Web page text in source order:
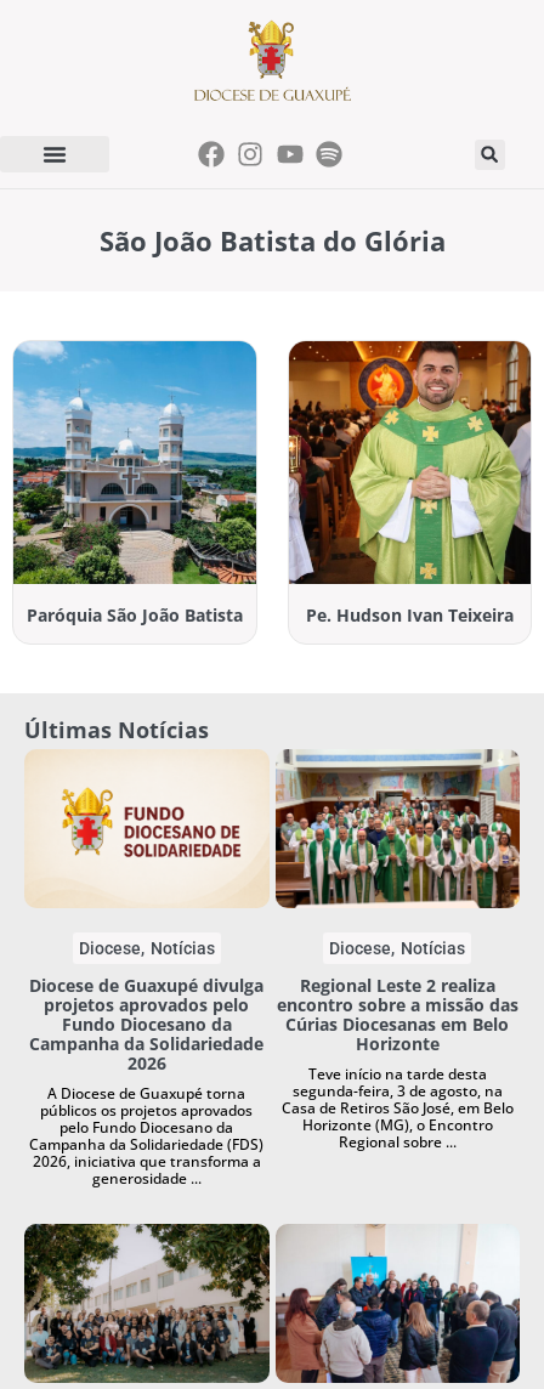
São João Batista do Glória
Paróquia São João Batista Pe. Hudson Ivan Teixeira
Últimas Notícias
Diocese Notícias
Diocese de Guaxupé divulga
projetos aprovados pelo
Fundo Diocesano da
Campanha da Solidariedade
2026
A Diocese de Guaxupé torna
públicos os projetos aprovados
pelo Fundo Diocesano da
Campanha da Solidariedade (FDS)
2026, iniciativa que transforma a
generosidade ...
Diocese Notícias
Regional Leste 2 realiza
encontro sobre a missão das
Cúrias Diocesanas em Belo
Horizonte
Teve início na tarde desta
segunda-feira, 3 de agosto, na
Casa de Retiros São José, em Belo
Horizonte (MG), o Encontro
Regional sobre ...